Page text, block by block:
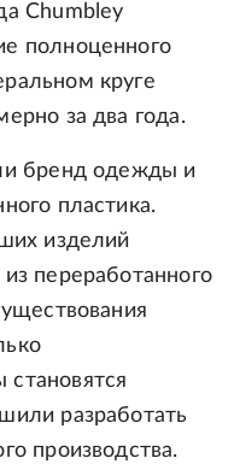
Chumbley
полноценного
круге
за два года.
бренд одежды и
пластика.
изделий
переработанного
разработать
производства.